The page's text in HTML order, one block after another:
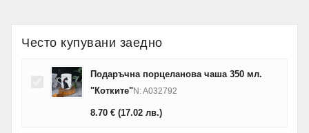
Често купувани заедно
Подаръчна порцеланова чаша 350 мл.
"Котките"N: A032792
8.70 € (17.02 лв.)